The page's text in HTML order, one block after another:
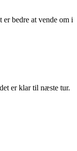
bedre at vende om i
er klar til næste tur.